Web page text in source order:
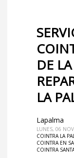
DE
LA
Lapalma
LUNES, 06
COINTRA LA
COINTRA EN
COINTRA